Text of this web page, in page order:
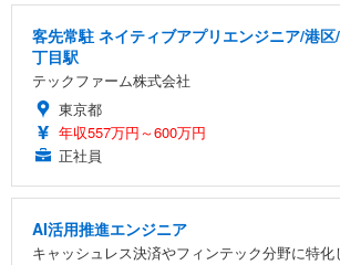
客先常駐 ネイティブアプリエンジニア/港
丁目駅
テックファーム株式会社
東京都
年収557万円～600万円
正社員
AI活用推進エンジニア
キャッシュレス決済やフィンテック分野に特化